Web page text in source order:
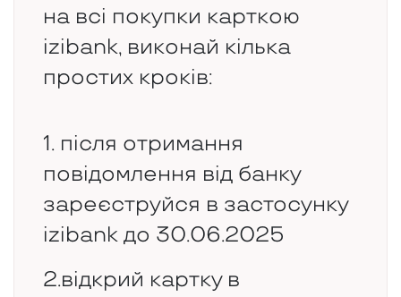
на всі покупки карткою
izibank, виконай кілька
простих кроків:
1. після отримання
повідомлення від банку
зареєструйся в застосунку
izibank до 30.06.2025
2.відкрий картку в